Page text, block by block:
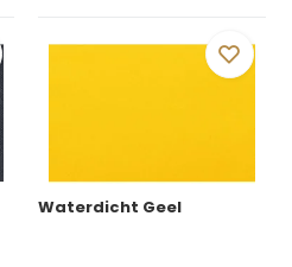
Waterdicht Geel